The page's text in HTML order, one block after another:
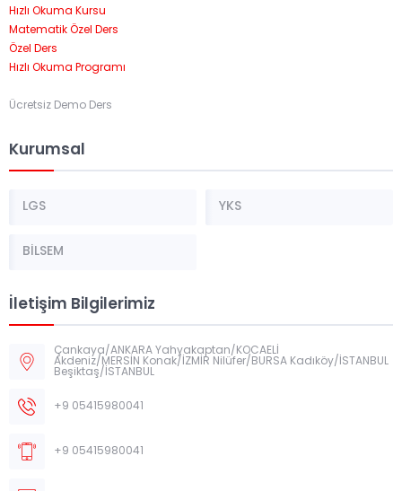
Hızlı Okuma Kursu
Matematik Özel Ders
Özel Ders
Hızlı Okuma Programı
Ücretsiz Demo Ders
Kurumsal
LGS YKS
BİLSEM
İletişim Bilgilerimiz
Çankaya/ANKARA Yahyakaptan/KOCAELİ
Akdeniz/MERSİN Konak/İZMİR Nilüfer/BURSA Kadıköy/İSTANBUL
Beşiktaş/İSTANBUL
+9 05415980041
+9 05415980041